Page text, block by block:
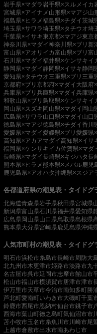
岩手県×マダラ 岩手県×スルメイカ
宮城県×アイナメ 山形県×マアジ山
福島県×ヒラメ福島県×チダイ茨城
埼玉県×サワラ埼玉県×タチウオ埼
千葉県×イサキ東京都×マアジ東京
神奈川県×マダイ神奈川県×ブリ 新
富山県×アオリイカ富山県×ブリ 富
石川県×マダイ福井県×ケンサキイ
静岡県×マダイ静岡県×イサキ静岡
愛知県×タチウオ三重県×ブリ 三重
京都府×ブリ 京都府×マダイ 大阪府
兵庫県×ブリ 兵庫県×マダイ兵庫県
和歌山県×ブリ 鳥取県×ケンサキイ
岡山県×スズキ岡山県×マダイ 岡山
広島県×サワラ 山口県×マダイ 山口
徳島県×マアジ徳島県×チダイ香川
愛媛県×マダイ愛媛県×ブリ 愛媛県
高知県×アカアマダイ高知県×イサ
福岡県×ケンサキイカ佐賀県×マダ
長崎県×マダイ長崎県×キジハタ長
熊本県×ヒラメ 熊本県×メバル鹿児
鹿児島県×アオハタ沖縄県×スジア
各都道府県の潮見表・タイドグ
北海道青森県岩手県秋田県宮城県
新潟県富山県石川県福井県愛知県
広島県岡山県山口県鳥取県島根県
熊本県大分県宮崎県 鹿児島県沖縄
人気市町村の潮見表・タイドグ
明石市浜松市糸島市長崎市周防大
北九州市木更津市姫路市淡路市九
名古屋市呉市延岡市志摩市館山市
松山市福山市横須賀市唐津市津市
伊万里市天草市今治市南知多町勝
芦北町愛南町いわき市大磯町千葉
鈴鹿市西尾市恩納村仙台市銚子市
西海市葉山町徳之島町気仙沼市市
苫小牧市玉名市糸魚川市 川崎市尾
上越市倉敷市出水市南あわじ市